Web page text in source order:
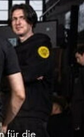
für die